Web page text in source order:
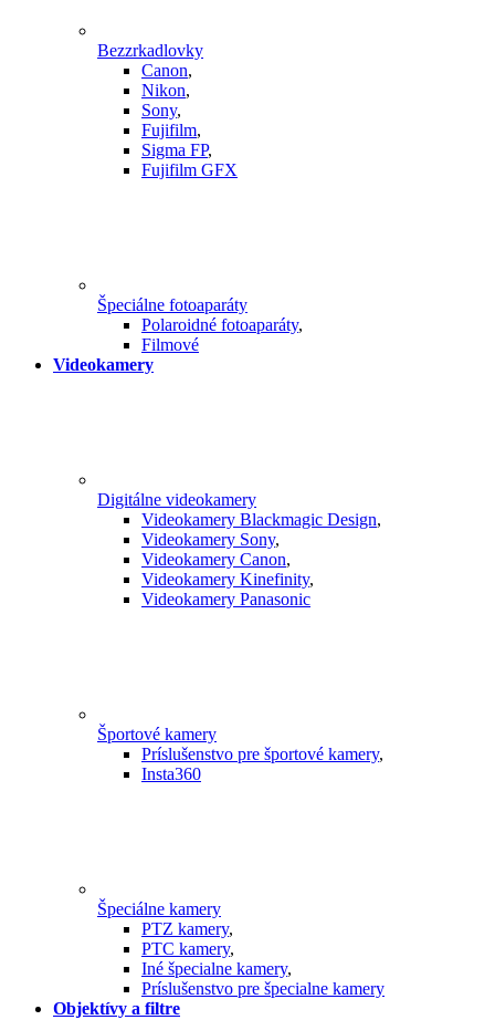
Bezzrkadlovky
Canon,
Nikon,
Sony,
Fujifilm,
Sigma FP,
Fujifilm GFX
Špeciálne fotoaparáty
Polaroidné fotoaparáty,
Filmové
Videokamery
Digitálne videokamery
Videokamery Blackmagic Design,
Videokamery Sony,
Videokamery Canon,
Videokamery Kinefinity,
Videokamery Panasonic
Športové kamery
Príslušenstvo pre športové kamery,
Insta360
Špeciálne kamery
PTZ kamery,
PTC kamery,
Iné špecialne kamery,
Príslušenstvo pre špecialne kamery
Objektívy a filtre